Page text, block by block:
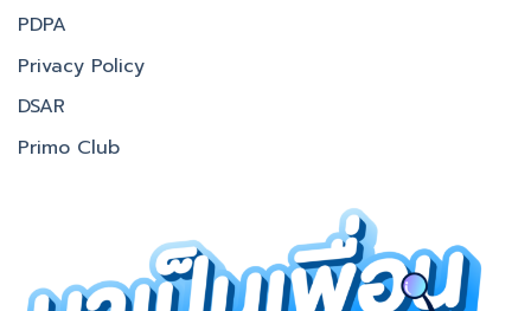
PDPA
Privacy Policy
DSAR
Primo Club